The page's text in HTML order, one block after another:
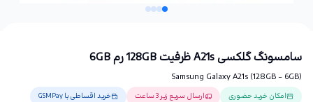
سامسونگ گلکسی A21s ظرفیت 128GB رم 6GB
Samsung Galaxy A21s (128GB - 6GB)
امکان خرید حضوری ارسال سریع زیر 3 ساعت خرید اقساطی با GSMPay